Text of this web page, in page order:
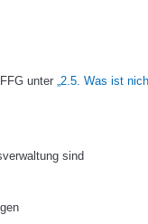
unter „2.5. Was ist
sind